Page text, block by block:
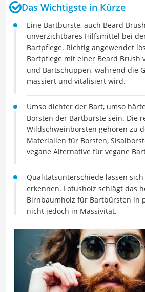
Das Wichtigste in Kürze
Eine Bartbürste, auch Beard
unverzichtbares Hilfsmittel bei
Bartpflege. Richtig angewendet
Bartpflege mit einer Beard Brush
und Bartschuppen, während die
massiert und vitalisiert wird.
Umso dichter der Bart, umso
Borsten der Bartbürste sein. Die
Wildschweinborsten gehören zu
Materialien für Borsten,
vegane Alternative für vegane
Qualitätsunterschiede lassen
erkennen. Lotusholz schlägt das
Birnbaumholz für Bartbürsten in
nicht jedoch in Massivität.